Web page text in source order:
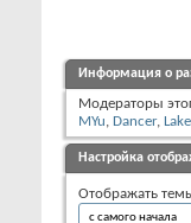
Информация о
Модераторы
MYu, Dancer, Lake
Настройка
Отображать